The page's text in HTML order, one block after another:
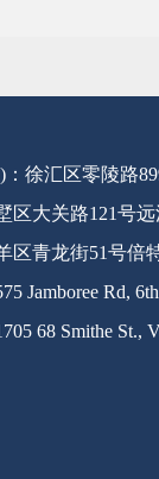
)：徐汇区零陵路
区大关路121号
区青龙街51号倍
Jamboree Rd,
68 Smithe St.,